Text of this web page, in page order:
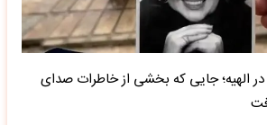
در الهیه؛ جایی که بخشی از خاطرات صدای